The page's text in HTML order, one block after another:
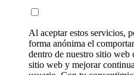
Al aceptar estos servicios,
forma anónima el
dentro de nuestro sitio
sitio web y mejorar